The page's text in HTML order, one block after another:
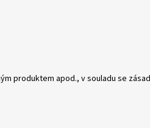
produktem apod., v souladu se